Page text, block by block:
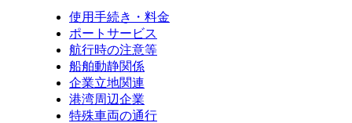
使用手続き・料金
ポートサービス
航行時の注意等
船舶動静関係
企業立地関連
港湾周辺企業
特殊車両の通行